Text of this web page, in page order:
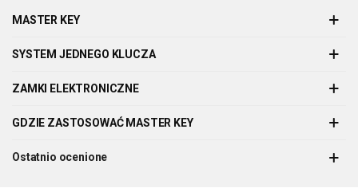
MASTER KEY
SYSTEM JEDNEGO KLUCZA
ZAMKI ELEKTRONICZNE
GDZIE ZASTOSOWAĆ MASTER KEY
Ostatnio ocenione